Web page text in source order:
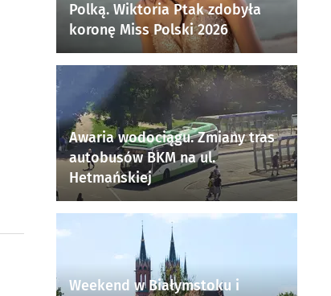
Polką. Wiktoria Ptak zdobyła
koronę Miss Polski 2026
Awaria wodociągu. Zmiany tras
autobusów BKM na ul.
Hetmańskiej
Weekend w Białymstoku i